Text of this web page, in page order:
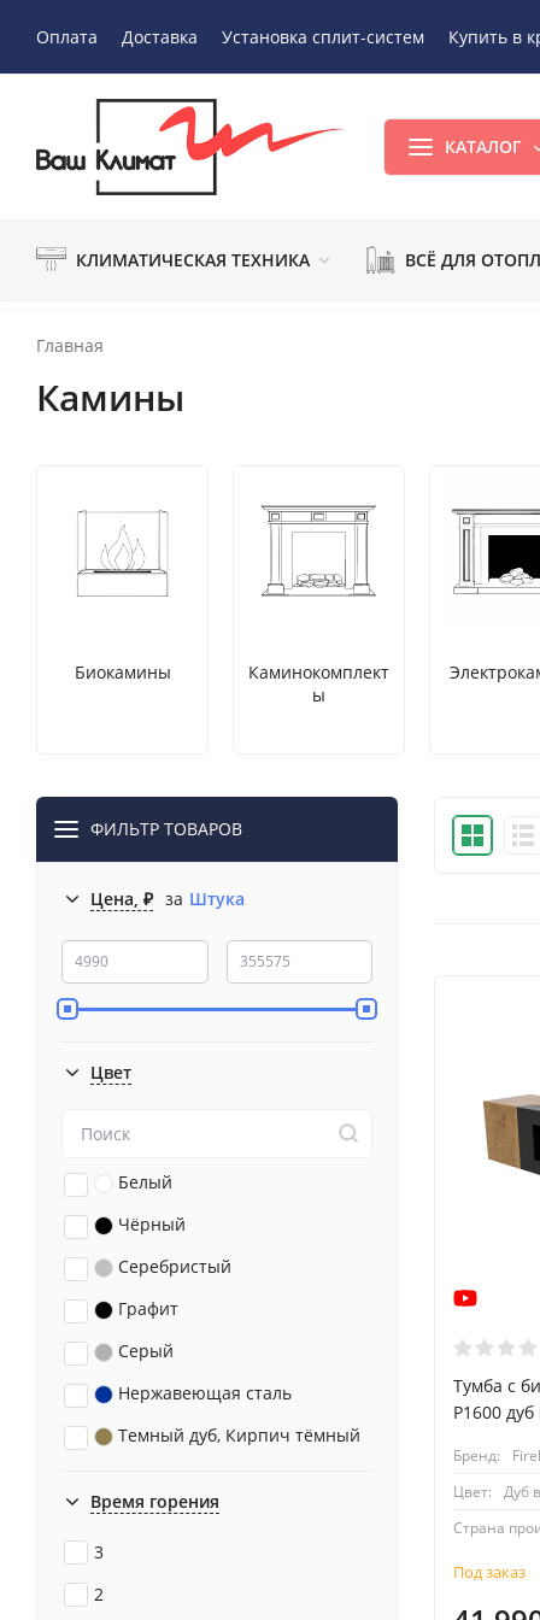
Оплата Доставка Установка сплит-систем Купить в
КАТАЛОГ
КЛИМАТИЧЕСКАЯ ТЕХНИКА ВСЁ ДЛЯ
Главная
Камины
Биокамины
Каминокомплект
ы
ФИЛЬТР ТОВАРОВ
Цена, ₽ за Штука
Цвет
Белый
Чёрный
Серебристый
Графит
Серый
Нержавеющая сталь
Темный дуб, Кирпич тёмный
Белая эмаль
Темный дуб, Сланец слоновая кость
Время горения
3
2
Тумба с
P1600 дуб
Бренд:
Цвет:
Дуб
Страна
Под заказ